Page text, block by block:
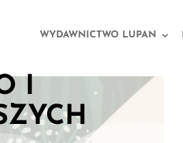
WYDAWNICTWO LUPAN
I